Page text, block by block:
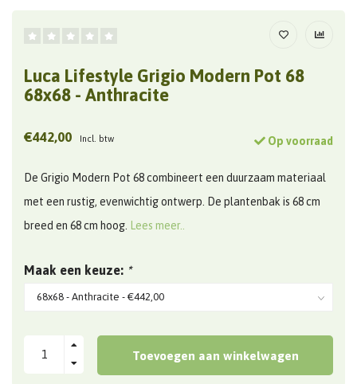
Luca Lifestyle Grigio Modern Pot 68
68x68 - Anthracite
€442,00 Incl. btw Op voorraad
De Grigio Modern Pot 68 combineert een duurzaam materiaal
met een rustig, evenwichtig ontwerp. De plantenbak is 68 cm
breed en 68 cm hoog. Lees meer..
Maak een keuze: *
Toevoegen aan winkelwagen